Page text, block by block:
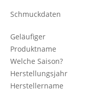
Schmuckdaten
Geläufiger
Produktname
Welche Saison?
Herstellungsjahr
Herstellername